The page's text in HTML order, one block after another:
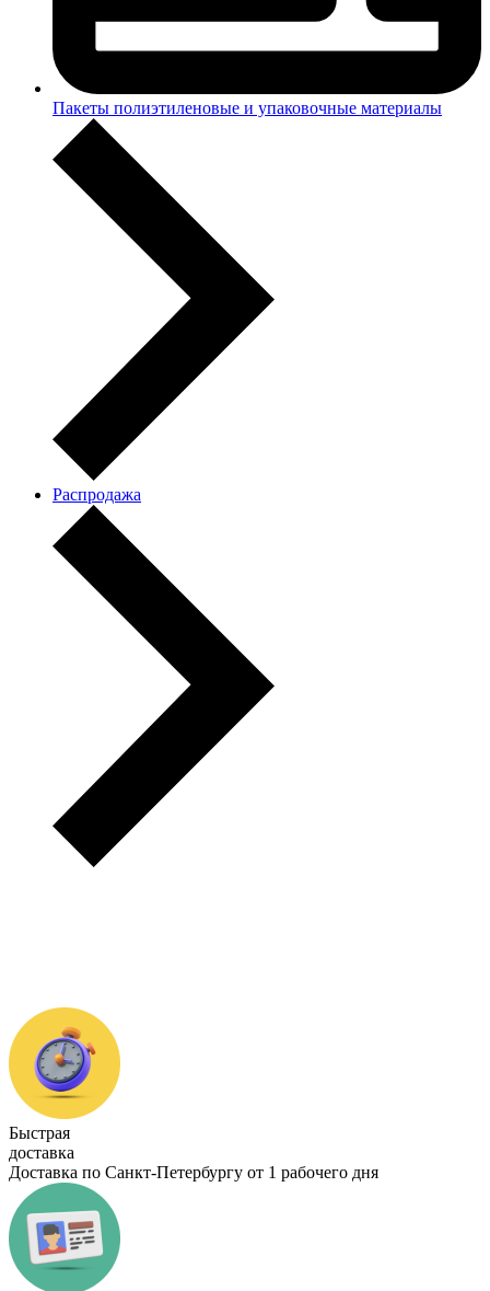
Пакеты полиэтиленовые и упаковочные материалы
Распродажа
Быстрая
доставка
Доставка по Санкт-Петербургу от 1 рабочего дня